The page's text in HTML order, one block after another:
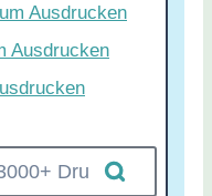
Ausdrucken
Ausdrucken